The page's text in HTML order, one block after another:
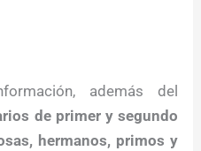
además del
de primer y segundo
hermanos, primos y